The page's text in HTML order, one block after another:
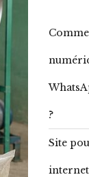
?
Site